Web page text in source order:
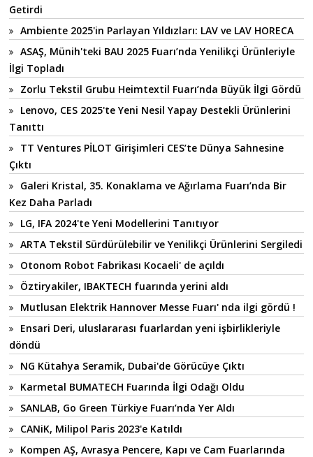
Getirdi
Ambiente 2025'in Parlayan Yıldızları: LAV ve LAV HORECA
ASAŞ, Münih'teki BAU 2025 Fuarı’nda Yenilikçi Ürünleriyle
İlgi Topladı
Zorlu Tekstil Grubu Heimtextil Fuarı’nda Büyük İlgi Gördü
Lenovo, CES 2025'te Yeni Nesil Yapay Destekli Ürünlerini
Tanıttı
TT Ventures PİLOT Girişimleri CES’te Dünya Sahnesine
Çıktı
Galeri Kristal, 35. Konaklama ve Ağırlama Fuarı’nda Bir
Kez Daha Parladı
LG, IFA 2024'te Yeni Modellerini Tanıtıyor
ARTA Tekstil Sürdürülebilir ve Yenilikçi Ürünlerini Sergiledi
Otonom Robot Fabrikası Kocaeli' de açıldı
Öztiryakiler, IBAKTECH fuarında yerini aldı
Mutlusan Elektrik Hannover Messe Fuarı' nda ilgi gördü !
Ensari Deri, uluslararası fuarlardan yeni işbirlikleriyle
döndü
NG Kütahya Seramik, Dubai'de Görücüye Çıktı
Karmetal BUMATECH Fuarında İlgi Odağı Oldu
SANLAB, Go Green Türkiye Fuarı’nda Yer Aldı
CANiK, Milipol Paris 2023'e Katıldı
Kompen AŞ, Avrasya Pencere, Kapı ve Cam Fuarlarında